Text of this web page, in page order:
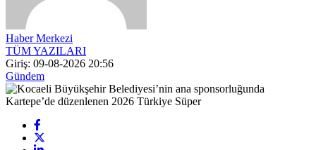
Haber Merkezi
TÜM YAZILARI
Giriş: 09-08-2026 20:56
Gündem